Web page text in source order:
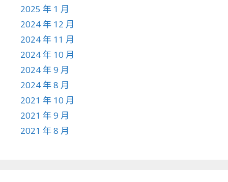
2025 年 1 月
2024 年 12 月
2024 年 11 月
2024 年 10 月
2024 年 9 月
2024 年 8 月
2021 年 10 月
2021 年 9 月
2021 年 8 月